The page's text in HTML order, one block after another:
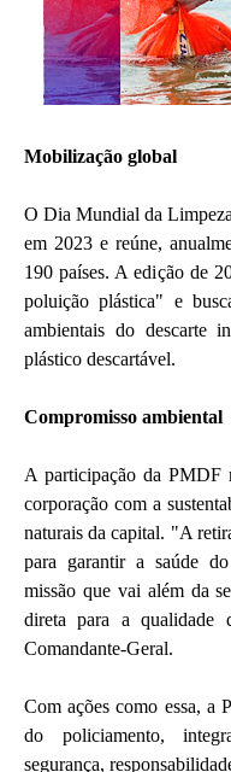
Mobilização global
O Dia Mundial da
em 2023 e reúne,
190 países. A edição de
poluição plástica" e
ambientais do descarte
plástico descartável.
Compromisso ambiental
A participação da PMDF
corporação com a
naturais da capital. "A
para garantir a saúde
missão que vai além da
direta para a qualidade
Comandante-Geral.
Com ações como essa, a
do policiamento,
segurança,